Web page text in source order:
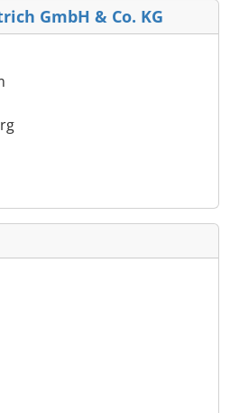
GmbH & Co. KG